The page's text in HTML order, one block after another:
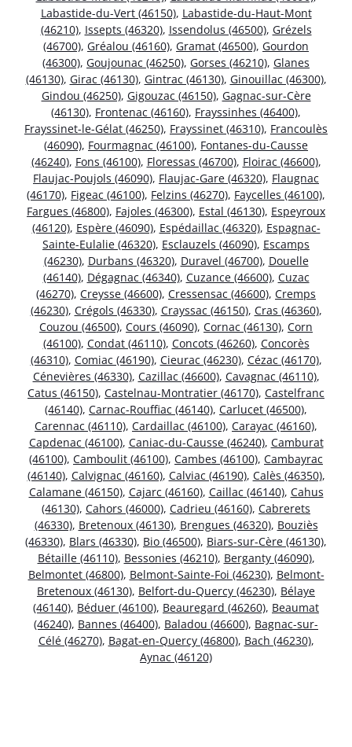
Labastide-du-Vert (46150), Labastide-du-Haut-Mont
(46210), Issepts (46320), Issendolus (46500), Grézels
(46700), Gréalou (46160), Gramat (46500), Gourdon
(46300), Goujounac (46250), Gorses (46210), Glanes
(46130), Girac (46130), Gintrac (46130), Ginouillac (46300),
Gindou (46250), Gigouzac (46150), Gagnac-sur-Cère
(46130), Frontenac (46160), Frayssinhes (46400),
Frayssinet-le-Gélat (46250), Frayssinet (46310), Francoulès
(46090), Fourmagnac (46100), Fontanes-du-Causse
(46240), Fons (46100), Floressas (46700), Floirac (46600),
Flaujac-Poujols (46090), Flaujac-Gare (46320), Flaugnac
(46170), Figeac (46100), Felzins (46270), Faycelles (46100),
Fargues (46800), Fajoles (46300), Estal (46130), Espeyroux
(46120), Espère (46090), Espédaillac (46320), Espagnac-
Sainte-Eulalie (46320), Esclauzels (46090), Escamps
(46230), Durbans (46320), Duravel (46700), Douelle
(46140), Dégagnac (46340), Cuzance (46600), Cuzac
(46270), Creysse (46600), Cressensac (46600), Cremps
(46230), Crégols (46330), Crayssac (46150), Cras (46360),
Couzou (46500), Cours (46090), Cornac (46130), Corn
(46100), Condat (46110), Concots (46260), Concorès
(46310), Comiac (46190), Cieurac (46230), Cézac (46170),
Cénevières (46330), Cazillac (46600), Cavagnac (46110),
Catus (46150), Castelnau-Montratier (46170), Castelfranc
(46140), Carnac-Rouffiac (46140), Carlucet (46500),
Carennac (46110), Cardaillac (46100), Carayac (46160),
Capdenac (46100), Caniac-du-Causse (46240), Camburat
(46100), Camboulit (46100), Cambes (46100), Cambayrac
(46140), Calvignac (46160), Calviac (46190), Calès (46350),
Calamane (46150), Cajarc (46160), Caillac (46140), Cahus
(46130), Cahors (46000), Cadrieu (46160), Cabrerets
(46330), Bretenoux (46130), Brengues (46320), Bouziès
(46330), Blars (46330), Bio (46500), Biars-sur-Cère (46130),
Bétaille (46110), Bessonies (46210), Berganty (46090),
Belmontet (46800), Belmont-Sainte-Foi (46230), Belmont-
Bretenoux (46130), Belfort-du-Quercy (46230), Bélaye
(46140), Béduer (46100), Beauregard (46260), Beaumat
(46240), Bannes (46400), Baladou (46600), Bagnac-sur-
Célé (46270), Bagat-en-Quercy (46800), Bach (46230),
Aynac (46120)